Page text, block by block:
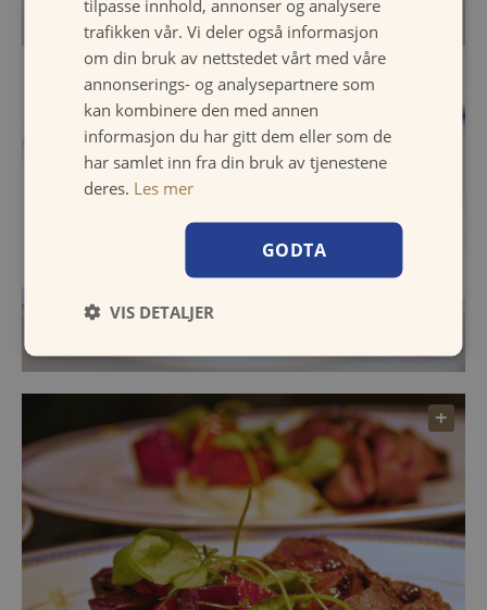
tilpasse innhold, annonser og analysere
trafikken vår. Vi deler også informasjon
om din bruk av nettstedet vårt med våre
annonserings- og analysepartnere som
kan kombinere den med annen
informasjon du har gitt dem eller som de
har samlet inn fra din bruk av tjenestene
deres. Les mer
GODTA
VIS DETALJER